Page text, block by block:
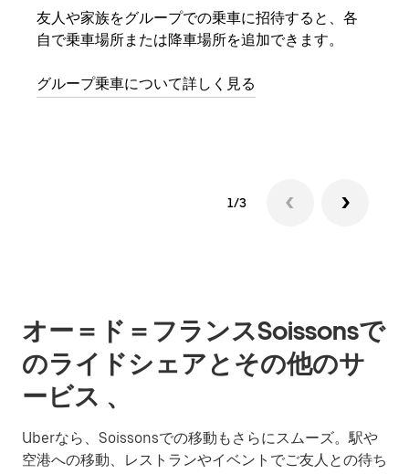
友人や家族をグループでの乗車に招待すると、各
自で乗車場所または降車場所を追加できます。
グループ乗車について詳しく見る
1/3
オー＝ド＝フランスSoissonsで
のライドシェアとその他のサ
ービス 、
Uberなら、Soissonsでの移動もさらにスムーズ。駅や
空港への移動、レストランやイベントでご友人との待ち